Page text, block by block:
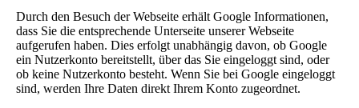
Durch den Besuch der Webseite erhält Google Informationen,
dass Sie die entsprechende Unterseite unserer Webseite
aufgerufen haben. Dies erfolgt unabhängig davon, ob Google
ein Nutzerkonto bereitstellt, über das Sie eingeloggt sind, oder
ob keine Nutzerkonto besteht. Wenn Sie bei Google eingeloggt
sind, werden Ihre Daten direkt Ihrem Konto zugeordnet.